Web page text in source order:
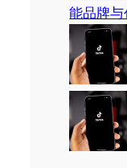
能品牌